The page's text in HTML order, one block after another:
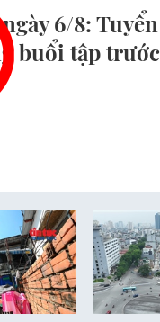
6/8: Tuyển
buổi tập trước